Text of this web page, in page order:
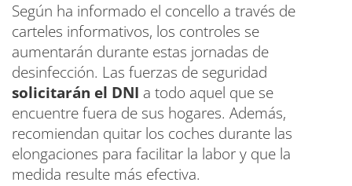
Según ha informado el concello a través de
carteles informativos, los controles se
aumentarán durante estas jornadas de
desinfección. Las fuerzas de seguridad
solicitarán el DNI a todo aquel que se
encuentre fuera de sus hogares. Además,
recomiendan quitar los coches durante las
elongaciones para facilitar la labor y que la
medida resulte más efectiva.